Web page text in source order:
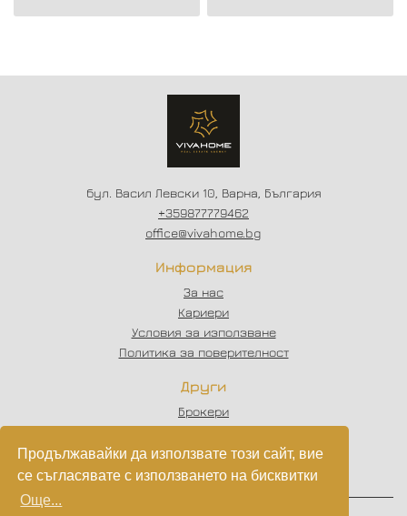
Продължавайки да използвате този сайт, вие
се съгласявате с използването на бисквитки
Още...
апартамент след
бул. Васил Левски 10, Варна, България
+359877779462
office@vivahome.bg
Информация
За нас
Кариери
Условия за използване
Политика за поверителност
Други
Брокери
Отзиви
Статии
Партньори